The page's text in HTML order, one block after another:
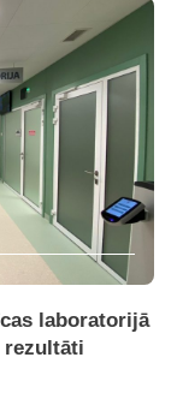
laboratorijā
rezultāti